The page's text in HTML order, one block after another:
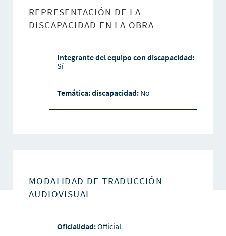
REPRESENTACIÓN DE LA
DISCAPACIDAD EN LA OBRA
Integrante del equipo con discapacidad:
Sí
Temática: discapacidad: No
MODALIDAD DE TRADUCCIÓN
AUDIOVISUAL
Oficialidad:Official